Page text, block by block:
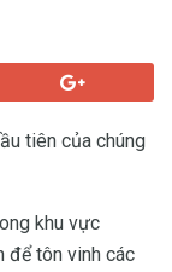
tiên của chúng
khu vực
để tôn vinh các